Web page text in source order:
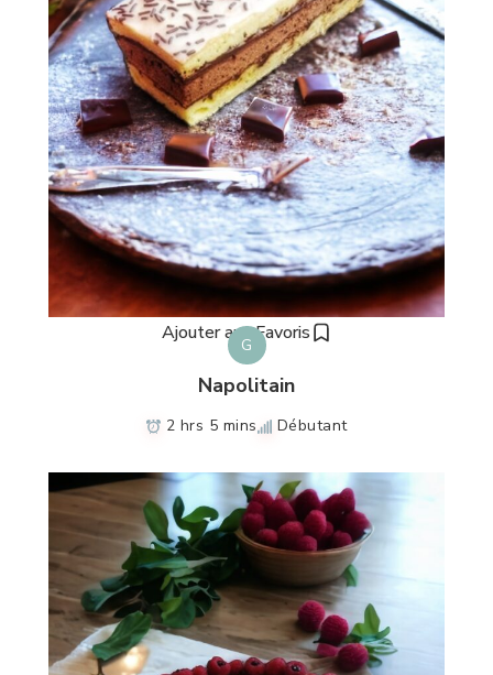
Ajouter aux Favoris
G
Napolitain
2 hrs 5 mins Débutant